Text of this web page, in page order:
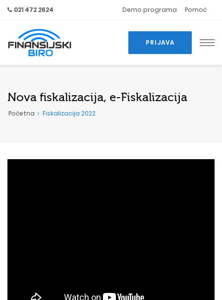
021 472 2624 Demo programa Pomoć
PRIJAVA
Nova fiskalizacija, e-Fiskalizacija
Početna Fiskalizacija 2022